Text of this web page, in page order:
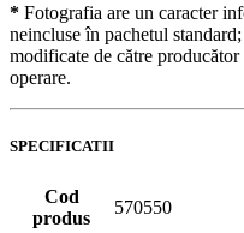
* Fotografia are un caracter
neincluse în pachetul
modificate de către
operare.
SPECIFICATII
Cod
produs
570550